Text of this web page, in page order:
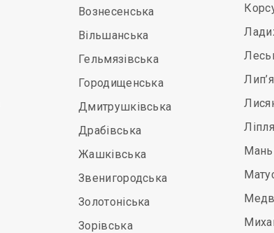
Вознесенська
Вільшанська
Гельмязівська
Городищенська
Дмитрушківська
Драбівська
Жашківська
Звенигородська
Золотоніська
Зорівська